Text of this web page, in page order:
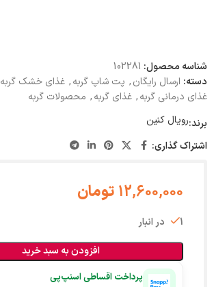
شناسه محصول: 102281
دسته: ارسال رایگان, پت شاپ گربه, غذای خشک گربه
غذای درمانی گربه, غذای گربه, محصولات گربه
برند:رویال کنین
اشتراک گذاری:
12,600,000 تومان
1 در انبار
افزودن به سبد خرید
پرداخت اقساطی اسنپ‌پی